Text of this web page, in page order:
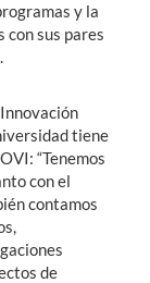
y la
con sus pares
tiene
“Tenemos
con el
contamos
de